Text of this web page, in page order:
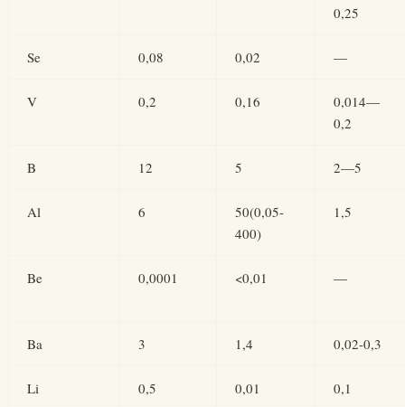
0,25
Se 0,08 0,02 —
V 0,2 0,16
0,014—
0,2
B 12 5 2—5
Al 6
50(0,05-
400)
1,5
Be 0,0001 <0,01 —
Ba 3 1,4 0,02-0,3
Li 0,5 0,01 0,1